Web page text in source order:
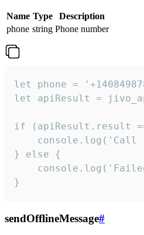
Name Type
Description
phone string Phone number
let phone =
let apiResult =
if (apiResult.result
console.log('Call
} else {
}
sendOfflineMessage#